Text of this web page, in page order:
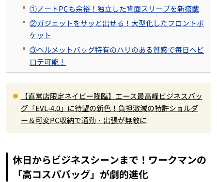
①ノートPCも余裕！独立した背面スリーブを新搭載
②ガジェットをサッと出せる！大型化したフロントポ
ケット
③ヘルメットバッグ特有のハリのある質感で毎日ヘビ
ロテ可能！
【直営店限定ネイビー降臨】エース最高峰ビジネスバッ
グ「EVL-4.0」に待望の新色！負担激減の特許ショルダ
ー＆可変PC収納で通勤・出張が無敵に
休日からビジネスシーンまで！ワークマンの
「高コスパバッグ」が劇的進化